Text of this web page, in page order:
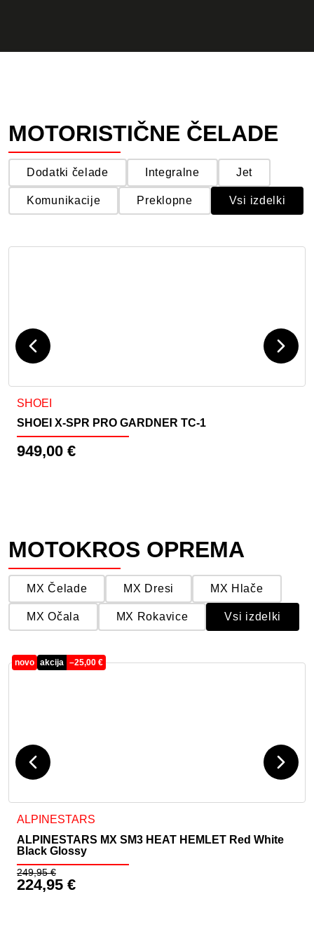
MOTORISTIČNE ČELADE
Dodatki čelade Integralne Jet
Komunikacije Preklopne Vsi izdelki
izdelka
SHOEI
SHOEI X-SPR PRO GARDNER TC-1
949,00 €
Ta izdelek ima več različic. Možnosti lahko izberete na
MOTOKROS OPREMA
MX Čelade MX Dresi MX Hlače
MX Očala MX Rokavice Vsi izdelki
izdelka
novo akcija –25,00 €
ALPINESTARS
ALPINESTARS MX SM3 HEAT HEMLET Red White
Black Glossy
249,95€
Izvirna cena je bila: 249,95 €.
224,95 €
Ta izdelek ima več različic. Možnosti lahko izberete na